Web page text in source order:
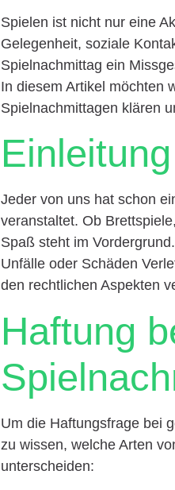
Spielen ist nicht nur eine
Gelegenheit, soziale
Spielnachmittag ein
In diesem Artikel möchten
Spielnachmittagen klären
Einleitung
Jeder von uns hat schon
veranstaltet. Ob
Spaß steht im
Unfälle oder Schäden
den rechtlichen Aspekten
Haftung
Um die Haftungsfrage bei
zu wissen, welche Arten
unterscheiden: